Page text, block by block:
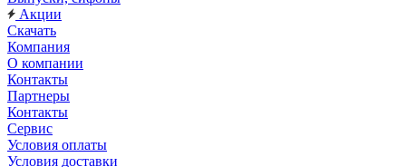
Акции
Скачать
Компания
О компании
Контакты
Партнеры
Контакты
Сервис
Условия оплаты
Условия доставки